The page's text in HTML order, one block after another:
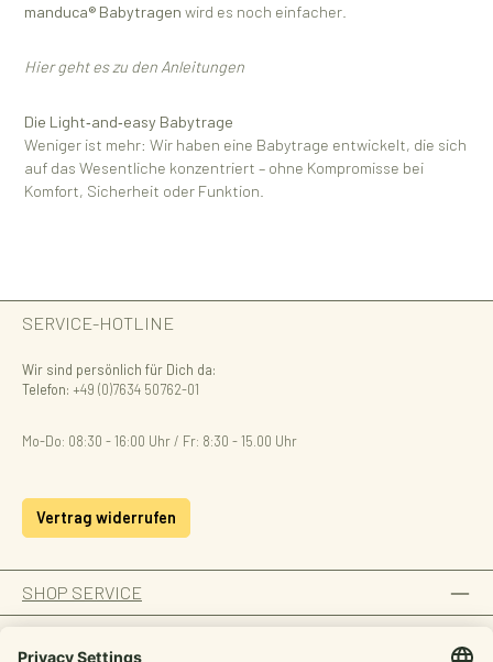
manduca® Babytragen wird es noch einfacher.
Hier geht es zu den Anleitungen
Die Light‑and‑easy Babytrage
Weniger ist mehr: Wir haben eine Babytrage entwickelt, die sich
auf das Wesentliche konzentriert – ohne Kompromisse bei
Komfort, Sicherheit oder Funktion.
SERVICE-HOTLINE
Wir sind persönlich für Dich da:
Telefon: +49 (0)7634 50762-01
Mo-Do: 08:30 - 16:00 Uhr / Fr: 8:30 - 15.00 Uhr
Vertrag widerrufen
SHOP SERVICE